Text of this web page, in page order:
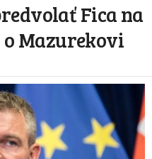
Fica na
Mazurekovi